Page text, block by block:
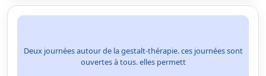
Deux journées autour de la gestalt-thérapie. ces journées sont
ouvertes à tous. elles permett